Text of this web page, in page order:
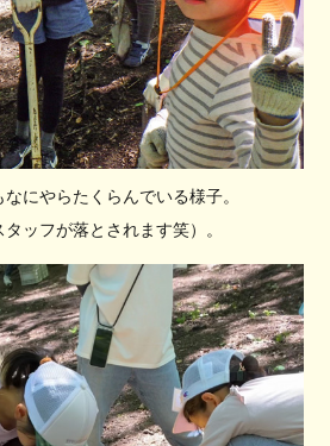
にやらたくらんでいる様子。
ッフが落とされます笑）。